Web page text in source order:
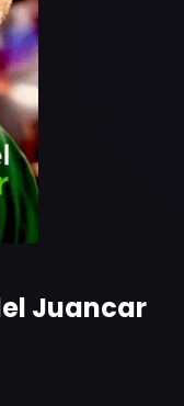
Juancar